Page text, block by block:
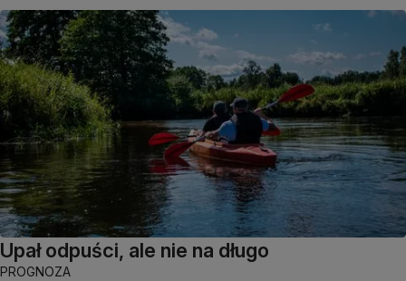
Upał odpuści, ale nie na długo
PROGNOZA